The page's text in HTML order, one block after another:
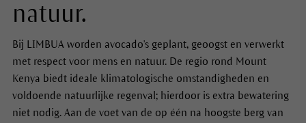
natuur.
Bij LIMBUA worden avocado's geplant, geoogst en verwerkt
met respect voor mens en natuur. De regio rond Mount
Kenya biedt ideale klimatologische omstandigheden en
voldoende natuurlijke regenval; hierdoor is extra bewatering
niet nodig. Aan de voet van de op één na hoogste berg van